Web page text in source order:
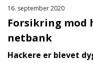
16. september 2020
Forsikring mod
netbank
Hackere er blevet